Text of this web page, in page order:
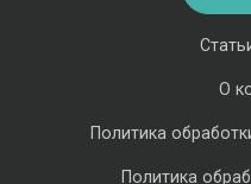
О
Политика
Политика